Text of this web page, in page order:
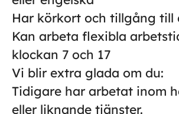
Har körkort och tillgång till
Kan arbeta flexibla
klockan 7 och 17
Vi blir extra glada om du:
Tidigare har arbetat inom
eller liknande tjänster.